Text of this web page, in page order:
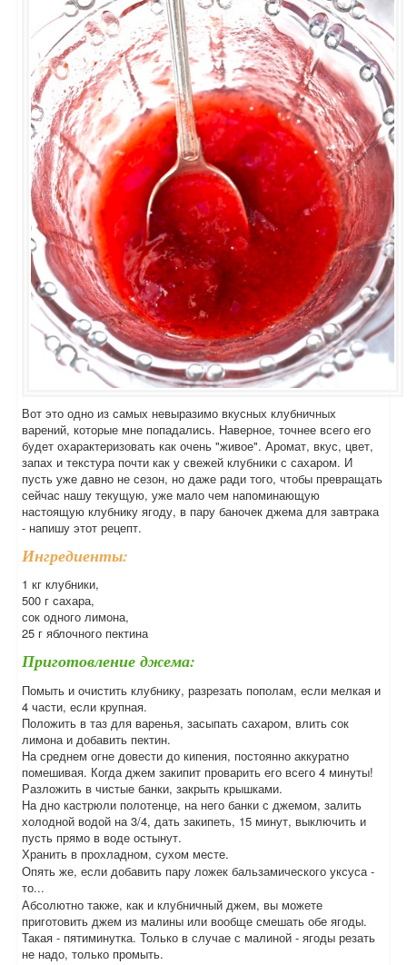
Вот это одно из самых невыразимо вкусных клубничных
варений, которые мне попадались. Наверное, точнее всего его
будет охарактеризовать как очень "живое". Аромат, вкус, цвет,
запах и текстура почти как у свежей клубники с сахаром. И
пусть уже давно не сезон, но даже ради того, чтобы превращать
сейчас нашу текущую, уже мало чем напоминающую
настоящую клубнику ягоду, в пару баночек джема для завтрака
- напишу этот рецепт.
Ингредиенты:
1 кг клубники,
500 г сахара,
сок одного лимона,
25 г яблочного пектина
Приготовление джема:
Помыть и очистить клубнику, разрезать пополам, если мелкая и
4 части, если крупная.
Положить в таз для варенья, засыпать сахаром, влить сок
лимона и добавить пектин.
На среднем огне довести до кипения, постоянно аккуратно
помешивая. Когда джем закипит проварить его всего 4 минуты!
Разложить в чистые банки, закрыть крышками.
На дно кастрюли полотенце, на него банки с джемом, залить
холодной водой на 3/4, дать закипеть, 15 минут, выключить и
пусть прямо в воде остынут.
Хранить в прохладном, сухом месте.
Опять же, если добавить пару ложек бальзамического уксуса -
то...
Абсолютно также, как и клубничный джем, вы можете
приготовить джем из малины или вообще смешать обе ягоды.
Такая - пятиминутка. Только в случае с малиной - ягоды резать
не надо, только промыть.